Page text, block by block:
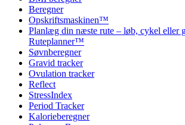
Beregner
Opskriftsmaskinen™
Planlæg din næste rute – løb, cykel eller
Ruteplanner™
Søvnberegner
Gravid tracker
Ovulation tracker
Reflect
StressIndex
Period Tracker
Kalorieberegner